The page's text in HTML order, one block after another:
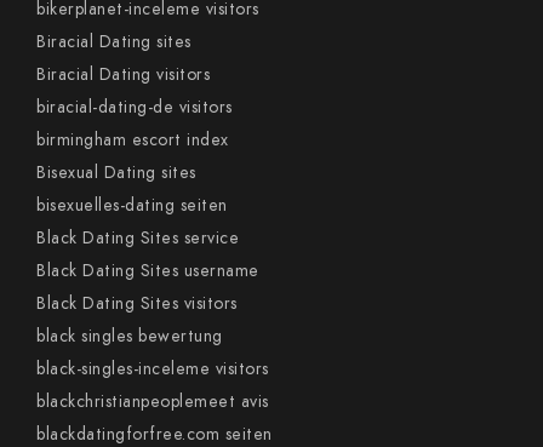
bikerplanet-inceleme visitors
Biracial Dating sites
Biracial Dating visitors
biracial-dating-de visitors
birmingham escort index
Bisexual Dating sites
bisexuelles-dating seiten
Black Dating Sites service
Black Dating Sites username
Black Dating Sites visitors
black singles bewertung
black-singles-inceleme visitors
blackchristianpeoplemeet avis
blackdatingforfree.com seiten